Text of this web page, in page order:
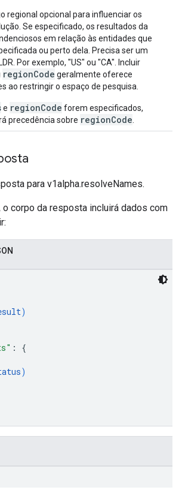
regional opcional para influenciar os
Se especificado, os resultados da
em relação às entidades que
ou perto dela. Precisa ser um
Por exemplo, "US" ou "CA". Incluir
regionCode geralmente oferece
ao restringir o espaço de pesquisa.
e regionCode forem especificados,
precedência sobre regionCode
para v1alpha.resolveNames.
corpo da resposta incluirá dados com
)
: {
)